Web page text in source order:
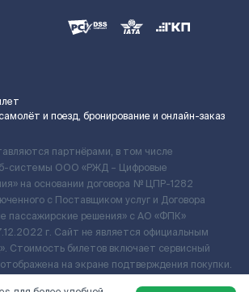
и поезд, бронирование и онлайн-заказ
партнёрами, в том числе
системы ООО «РЖД – Цифровые
на основании договора № ЦПР-1282
с Поставщиком услуг и Договора
решения» c АО «ФПК»
г. Сайт не является официальным
Стоимость билетов включает сервисный
на экране подтверждения покупки.